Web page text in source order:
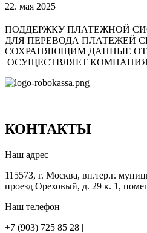
22. мая 2025
ПОДДЕРЖКУ ПЛАТЕЖНОЙ
ДЛЯ ПЕРЕВОДА ПЛАТЕЖЕЙ
СОХРАНЯЮЩИМ ДАННЫЕ
ОСУЩЕСТВЛЯЕТ
КОНТАКТЫ
Наш адрес
115573, г. Москва, вн.тер.г.
проезд Ореховый, д. 29 к. 1,
Наш телефон
+7 (903) 725 85 28 |